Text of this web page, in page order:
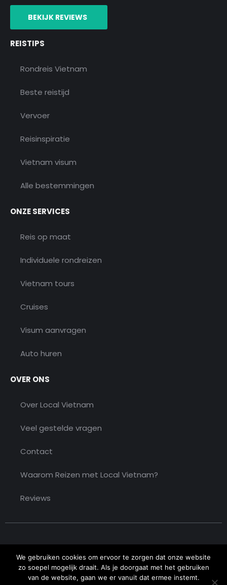
r
m
r e
s
BEKIJK REVIEWS
REISTIPS
Rondreis Vietnam
Beste reistijd
Vervoer
Reisinspiratie
Vietnam visum
Alle bestemmingen
ONZE SERVICES
Reis op maat
Individuele rondreizen
Vietnam tours
Cruises
Visum aanvragen
Auto huren
OVER ONS
Over Local Vietnam
Veel gestelde vragen
Contact
Waarom Reizen met Local Vietnam?
Reviews
We gebruiken cookies om ervoor te zorgen dat onze website
zo soepel mogelijk draait. Als je doorgaat met het gebruiken
van de website, gaan we er vanuit dat ermee instemt.